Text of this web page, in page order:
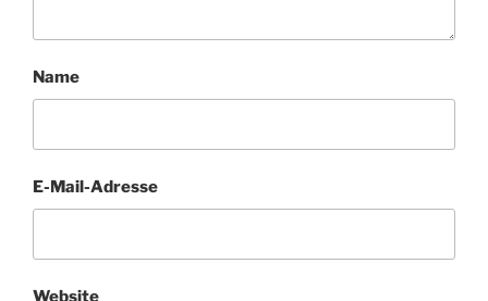
Name
E-Mail-Adresse